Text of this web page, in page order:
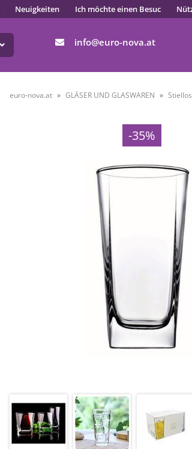
Neuigkeiten Ich möchte einen Besuc
info euro-nova.at
euro-nova.at GLÄSER UND GLASWAREN
-35%